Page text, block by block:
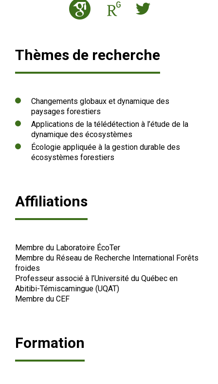
Thèmes de recherche
Changements globaux et dynamique des
paysages forestiers
Applications de la télédétection à l’étude de la
dynamique des écosystèmes
Écologie appliquée à la gestion durable des
écosystèmes forestiers
Affiliations
Membre du Laboratoire ÉcoTer
Membre du Réseau de Recherche International Forêts
froides
Professeur associé à l’Université du Québec en
Abitibi-Témiscamingue (UQAT)
Membre duCEF
Formation